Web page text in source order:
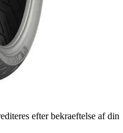
efter bekraeftelse af din